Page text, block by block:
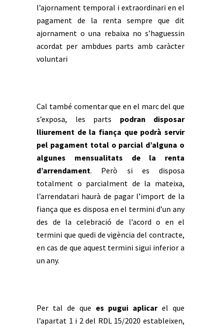
l’ajornament temporal i extraordinari en el
pagament de la renta sempre que dit
ajornament o una rebaixa no s’haguessin
acordat per ambdues parts amb caràcter
voluntari
Cal també comentar que en el marc del que
s’exposa, les parts podran disposar
lliurement de la fiança que podrà servir
pel pagament total o parcial d’alguna o
algunes mensualitats de la renta
d’arrendament. Però si es disposa
totalment o parcialment de la mateixa,
l’arrendatari haurà de pagar l’import de la
fiança que es disposa en el termini d’un any
des de la celebració de l’acord o en el
termini que quedi de vigència del contracte,
en cas de que aquest termini sigui inferior a
un any.
Per tal de que es pugui aplicarel que
l’apartat 1 i 2 del RDL 15/2020 estableixen,